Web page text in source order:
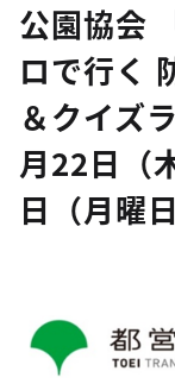
公園協会
ロで行く
＆クイズ
月22日（
日（月曜